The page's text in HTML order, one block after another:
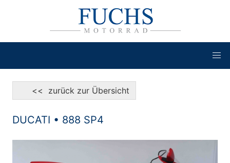
<< zurück zur Übersicht
DUCATI • 888 SP4